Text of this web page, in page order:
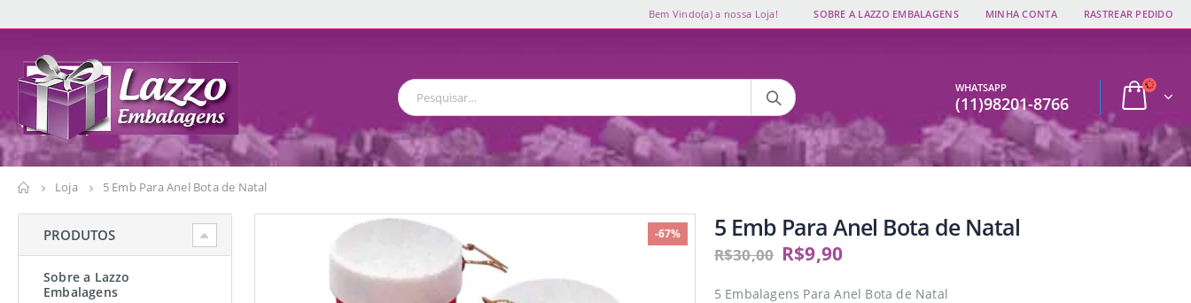
Bem Vindo(a) a nossa Loja! SOBRE A LAZZO EMBALAGENS MINHA CONTA RASTREAR PEDIDO
WHATSAPP
(11)98201-8766
Loja 5 Emb Para Anel Bota de Natal
-67% 5 Emb Para Anel Bota de Natal
R$30,00 R$9,90
5 Embalagens Para Anel Bota de Natal
PRODUTOS
Sobre a Lazzo
Embalagens